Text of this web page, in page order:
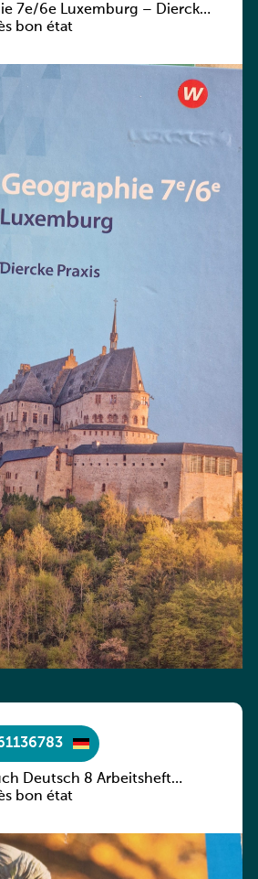
7e/6e Luxemburg – Diercke
bon état
Deutsch 8 Arbeitsheft
Luxemburg)
bon état